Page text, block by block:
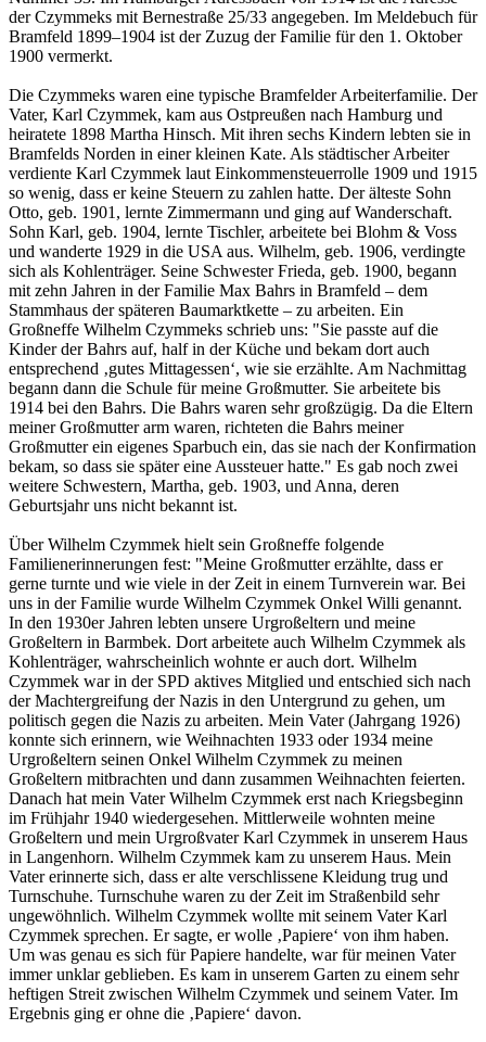
der Czymmeks mit Bernestraße 25/33 angegeben. Im Meldebuch für
Bramfeld 1899–1904 ist der Zuzug der Familie für den 1. Oktober
1900 vermerkt.
Die Czymmeks waren eine typische Bramfelder Arbeiterfamilie. Der
Vater, Karl Czymmek, kam aus Ostpreußen nach Hamburg und
heiratete 1898 Martha Hinsch. Mit ihren sechs Kindern lebten sie in
Bramfelds Norden in einer kleinen Kate. Als städtischer Arbeiter
verdiente Karl Czymmek laut Einkommensteuerrolle 1909 und 1915
so wenig, dass er keine Steuern zu zahlen hatte. Der älteste Sohn
Otto, geb. 1901, lernte Zimmermann und ging auf Wanderschaft.
Sohn Karl, geb. 1904, lernte Tischler, arbeitete bei Blohm & Voss
und wanderte 1929 in die USA aus. Wilhelm, geb. 1906, verdingte
sich als Kohlenträger. Seine Schwester Frieda, geb. 1900, begann
mit zehn Jahren in der Familie Max Bahrs in Bramfeld – dem
Stammhaus der späteren Baumarktkette – zu arbeiten. Ein
Großneffe Wilhelm Czymmeks schrieb uns: "Sie passte auf die
Kinder der Bahrs auf, half in der Küche und bekam dort auch
entsprechend ‚gutes Mittagessen‘, wie sie erzählte. Am Nachmittag
begann dann die Schule für meine Großmutter. Sie arbeitete bis
1914 bei den Bahrs. Die Bahrs waren sehr großzügig. Da die Eltern
meiner Großmutter arm waren, richteten die Bahrs meiner
Großmutter ein eigenes Sparbuch ein, das sie nach der Konfirmation
bekam, so dass sie später eine Aussteuer hatte." Es gab noch zwei
weitere Schwestern, Martha, geb. 1903, und Anna, deren
Geburtsjahr uns nicht bekannt ist.
Über Wilhelm Czymmek hielt sein Großneffe folgende
Familienerinnerungen fest: "Meine Großmutter erzählte, dass er
gerne turnte und wie viele in der Zeit in einem Turnverein war. Bei
uns in der Familie wurde Wilhelm Czymmek Onkel Willi genannt.
In den 1930er Jahren lebten unsere Urgroßeltern und meine
Großeltern in Barmbek. Dort arbeitete auch Wilhelm Czymmek als
Kohlenträger, wahrscheinlich wohnte er auch dort. Wilhelm
Czymmek war in der SPD aktives Mitglied und entschied sich nach
der Machtergreifung der Nazis in den Untergrund zu gehen, um
politisch gegen die Nazis zu arbeiten. Mein Vater (Jahrgang 1926)
konnte sich erinnern, wie Weihnachten 1933 oder 1934 meine
Urgroßeltern seinen Onkel Wilhelm Czymmek zu meinen
Großeltern mitbrachten und dann zusammen Weihnachten feierten.
Danach hat mein Vater Wilhelm Czymmek erst nach Kriegsbeginn
im Frühjahr 1940 wiedergesehen. Mittlerweile wohnten meine
Großeltern und mein Urgroßvater Karl Czymmek in unserem Haus
in Langenhorn. Wilhelm Czymmek kam zu unserem Haus. Mein
Vater erinnerte sich, dass er alte verschlissene Kleidung trug und
Turnschuhe. Turnschuhe waren zu der Zeit im Straßenbild sehr
ungewöhnlich. Wilhelm Czymmek wollte mit seinem Vater Karl
Czymmek sprechen. Er sagte, er wolle ‚Papiere‘ von ihm haben.
Um was genau es sich für Papiere handelte, war für meinen Vater
immer unklar geblieben. Es kam in unserem Garten zu einem sehr
heftigen Streit zwischen Wilhelm Czymmek und seinem Vater. Im
Ergebnis ging er ohne die ‚Papiere‘ davon.